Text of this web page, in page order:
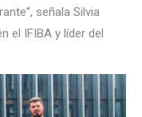
señala Silvia
el IFIBA y líder del